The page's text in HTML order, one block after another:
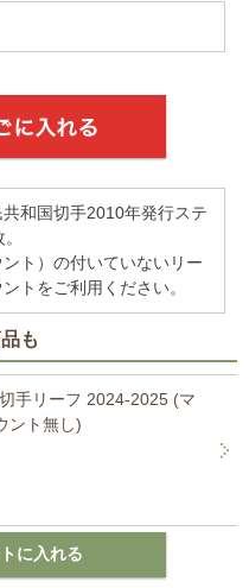
和国切手2010年発行ステ
ト）の付いていないリー
トをご利用ください。
も
手リーフ 2024-2025 (マ
ント無し)